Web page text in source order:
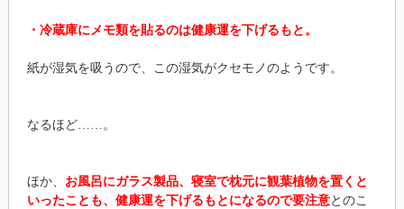
・冷蔵庫にメモ類を貼るのは健康運を下げるもと。
紙が湿気を吸うので、この湿気がクセモノのようです。
なるほど……。
ほか、 お風呂にガラス製品、寝室で枕元に観葉植物を置くと
いったことも、健康運を下げるもとになるので要注意とのこ